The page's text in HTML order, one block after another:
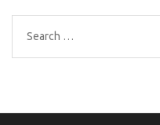
Search
for: